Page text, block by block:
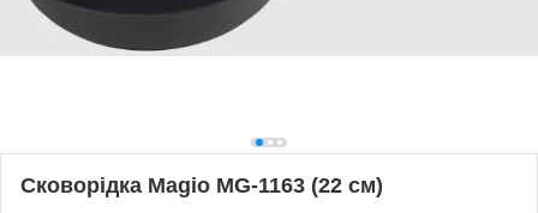
Сковорідка Magio MG-1163 (22 см)